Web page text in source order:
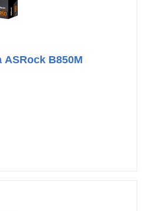
ASRock B850M